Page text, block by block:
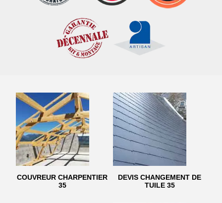
COUVREUR CHARPENTIER
35
DEVIS CHANGEMENT DE
TUILE 35